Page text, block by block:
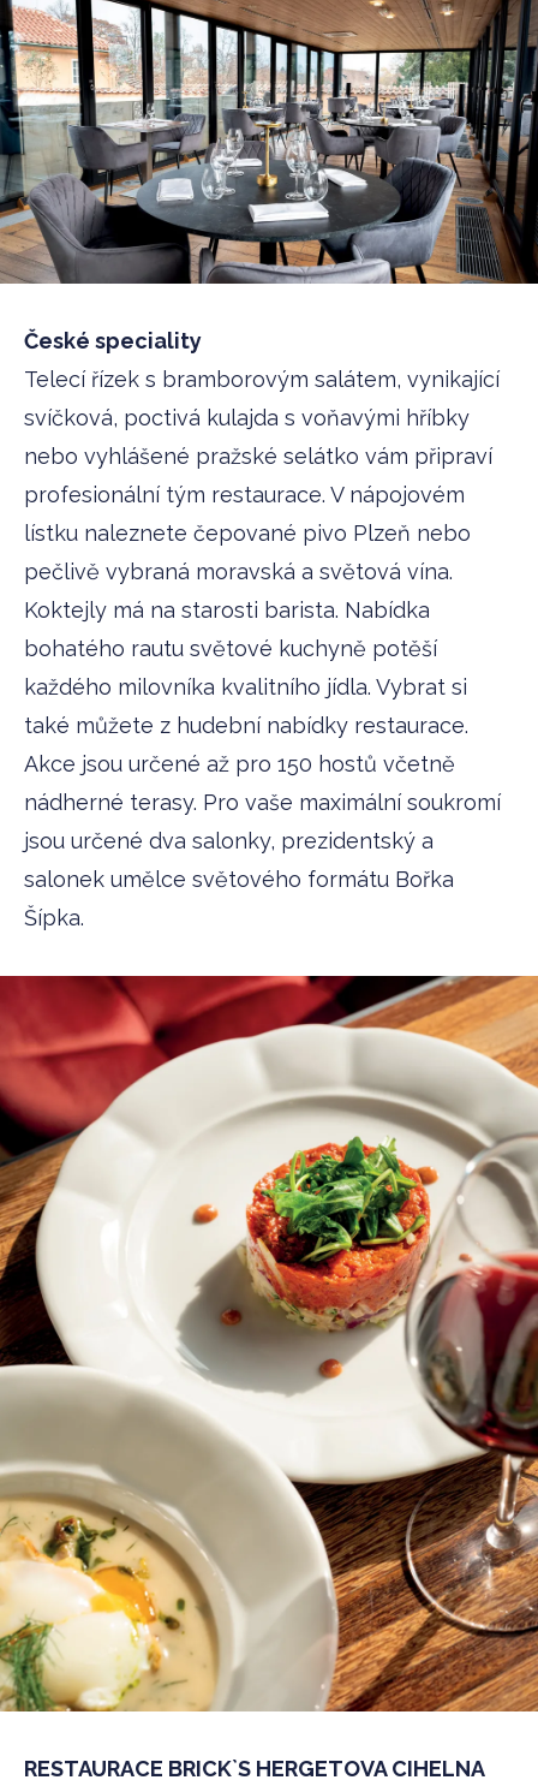
České speciality
Telecí řízek s bramborovým salátem, vynikající
svíčková, poctivá kulajda s voňavými hříbky
nebo vyhlášené pražské selátko vám připraví
profesionální tým restaurace. V nápojovém
lístku naleznete čepované pivo Plzeň nebo
pečlivě vybraná moravská a světová vína.
Koktejly má na starosti barista. Nabídka
bohatého rautu světové kuchyně potěší
každého milovníka kvalitního jídla. Vybrat si
také můžete z hudební nabídky restaurace.
Akce jsou určené až pro 150 hostů včetně
nádherné terasy. Pro vaše maximální soukromí
jsou určené dva salonky, prezidentský a
salonek umělce světového formátu Bořka
Šípka.
RESTAURACE BRICK`S HERGETOVA CIHELNA